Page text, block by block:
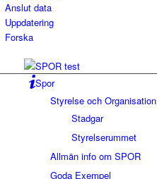
Anslut data
Uppdatering
Forska
Spor
Styrelse och Organisation
Stadgar
Styrelserummet
Allmän info om SPOR
Goda Exempel